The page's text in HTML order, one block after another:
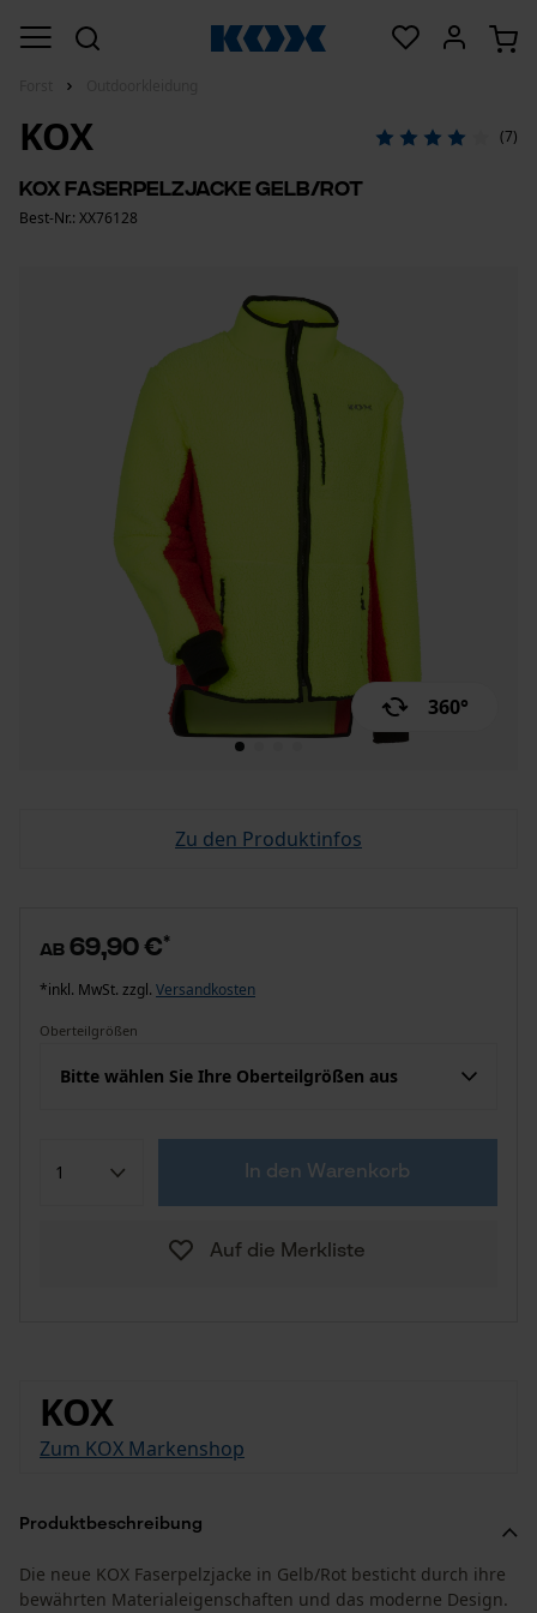
360°
KOX (7)
KOX Faserpelzjacke Gelb/Rot
Best-Nr.: XX76128
Zu den Produktinfos
ab 69,90 €*
*inkl. MwSt. zzgl. Versandkosten
Oberteilgrößen
Bitte wählen Sie Ihre Oberteilgrößen aus
In den Warenkorb
Auf die Merkliste
KOX
Zum KOX Markenshop
Produktbeschreibung
Die neue KOX Faserpelzjacke in Gelb/Rot besticht durch ihre
bewährten Materialeigenschaften und das moderne Design.